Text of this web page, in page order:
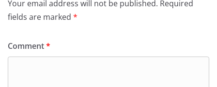
Your email address will not be published. Required
fields are marked *
Comment*